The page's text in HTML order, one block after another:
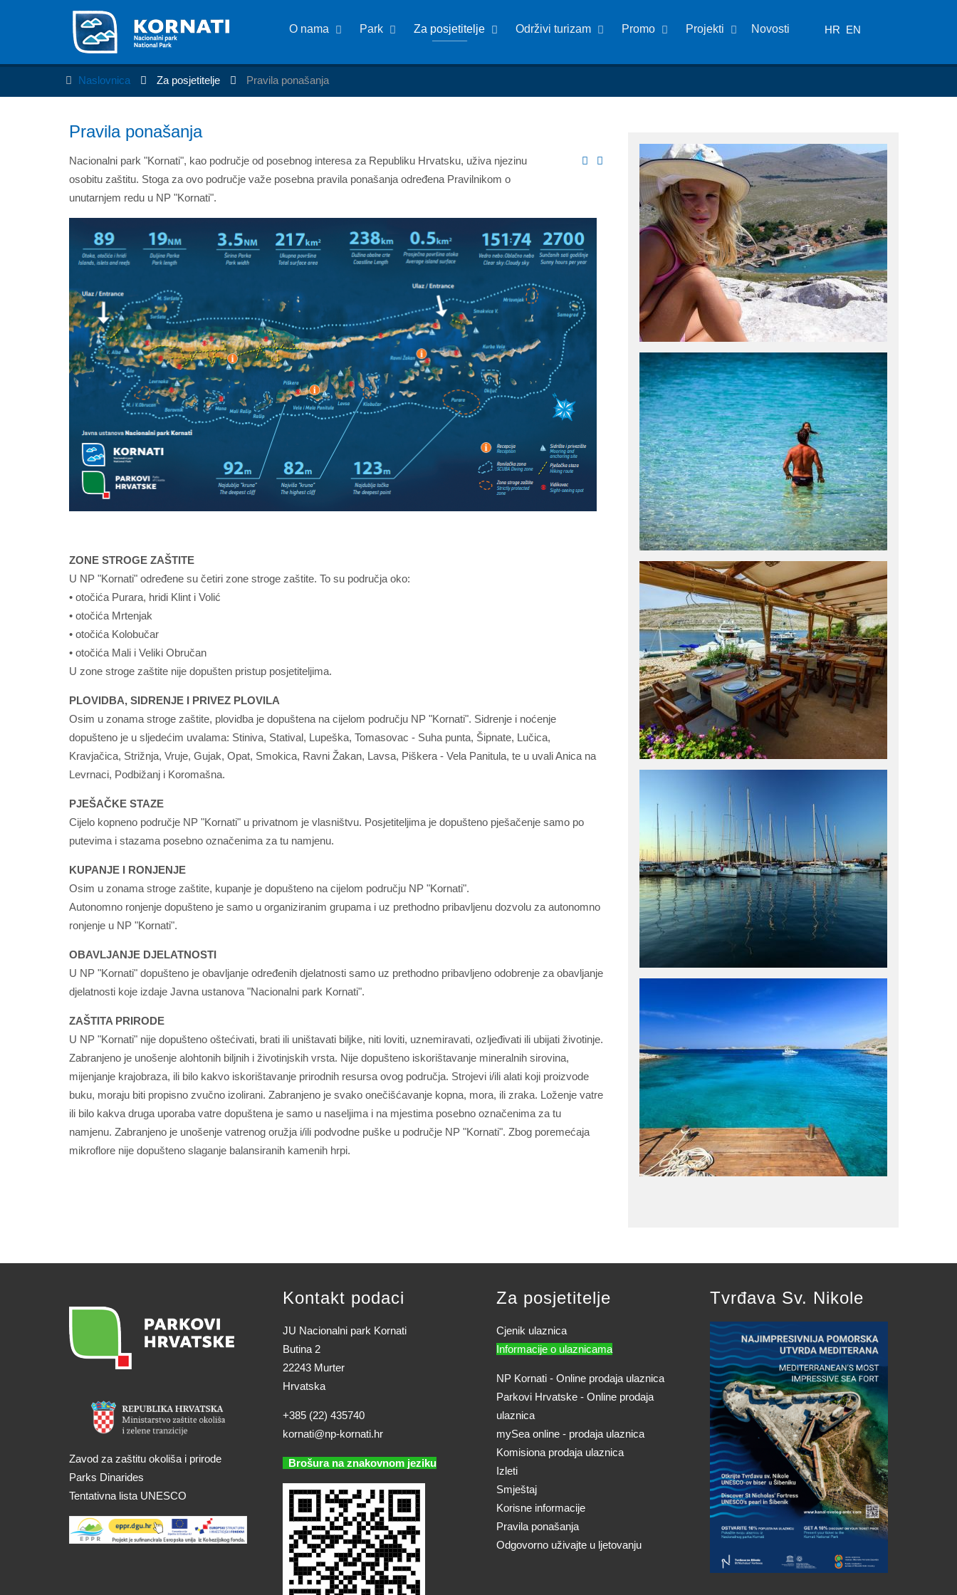
O nama Park Za posjetitelje Održivi turizam Promo Projekti Novosti HR EN
Naslovnica Za posjetitelje Pravila ponašanja
Pravila ponašanja
Nacionalni park "Kornati", kao područje od posebnog interesa za Republiku Hrvatsku, uživa njezinu
osobitu zaštitu. Stoga za ovo područje važe posebna pravila ponašanja određena Pravilnikom o
unutarnjem redu u NP "Kornati".
ZONE STROGE ZAŠTITE
U NP "Kornati" određene su četiri zone stroge zaštite. To su područja oko:
• otočića Purara, hridi Klint i Volić
• otočića Mrtenjak
• otočića Kolobučar
• otočića Mali i Veliki Obručan
U zone stroge zaštite nije dopušten pristup posjetiteljima.
PLOVIDBA, SIDRENJE I PRIVEZ PLOVILA
Osim u zonama stroge zaštite, plovidba je dopuštena na cijelom području NP "Kornati". Sidrenje i noćenje
dopušteno je u sljedećim uvalama: Stiniva, Statival, Lupeška, Tomasovac - Suha punta, Šipnate, Lučica,
Kravjačica, Strižnja, Vruje, Gujak, Opat, Smokica, Ravni Žakan, Lavsa, Piškera - Vela Panitula, te u uvali Anica na
Levrnaci, Podbižanj i Koromašna.
PJEŠAČKE STAZE
Cijelo kopneno područje NP "Kornati" u privatnom je vlasništvu. Posjetiteljima je dopušteno pješačenje samo po
putevima i stazama posebno označenima za tu namjenu.
KUPANJE I RONJENJE
Osim u zonama stroge zaštite, kupanje je dopušteno na cijelom području NP "Kornati".
Autonomno ronjenje dopušteno je samo u organiziranim grupama i uz prethodno pribavljenu dozvolu za autonomno
ronjenje u NP "Kornati".
OBAVLJANJE DJELATNOSTI
U NP "Kornati" dopušteno je obavljanje određenih djelatnosti samo uz prethodno pribavljeno odobrenje za obavljanje
djelatnosti koje izdaje Javna ustanova "Nacionalni park Kornati".
ZAŠTITA PRIRODE
U NP "Kornati" nije dopušteno oštećivati, brati ili uništavati biljke, niti loviti, uznemiravati, ozljeđivati ili ubijati životinje.
Zabranjeno je unošenje alohtonih biljnih i životinjskih vrsta. Nije dopušteno iskorištavanje mineralnih sirovina,
mijenjanje krajobraza, ili bilo kakvo iskorištavanje prirodnih resursa ovog područja. Strojevi i/ili alati koji proizvode
buku, moraju biti propisno zvučno izolirani. Zabranjeno je svako onečišćavanje kopna, mora, ili zraka. Loženje vatre
ili bilo kakva druga uporaba vatre dopuštena je samo u naseljima i na mjestima posebno označenima za tu
namjenu. Zabranjeno je unošenje vatrenog oružja i/ili podvodne puške u područje NP "Kornati". Zbog poremećaja
mikroflore nije dopušteno slaganje balansiranih kamenih hrpi.
Zavod za zaštitu okoliša i prirode
Parks Dinarides
Tentativna lista UNESCO
Kontakt podaci
JU Nacionalni park Kornati
Butina 2
22243 Murter
Hrvatska
+385 (22) 435740
kornati@np-kornati.hr
Brošura na znakovnom jeziku
Za posjetitelje
Cjenik ulaznica
Informacije o ulaznicama
NP Kornati - Online prodaja ulaznica
Parkovi Hrvatske - Online prodaja
ulaznica
mySea online - prodaja ulaznica
Komisiona prodaja ulaznica
Izleti
Smještaj
Korisne informacije
Pravila ponašanja
Odgovorno uživajte u ljetovanju
Tvrđava Sv. Nikole